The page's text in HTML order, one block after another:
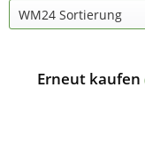
Erneut kaufen